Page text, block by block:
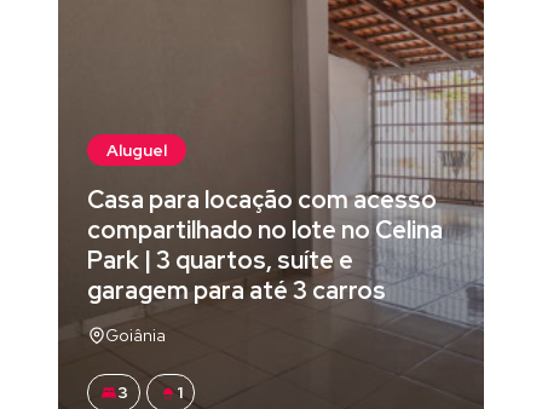
Aluguel
Casa para locação com acesso
compartilhado no lote no Celina
Park | 3 quartos, suíte e
garagem para até 3 carros
Goiânia
3 1